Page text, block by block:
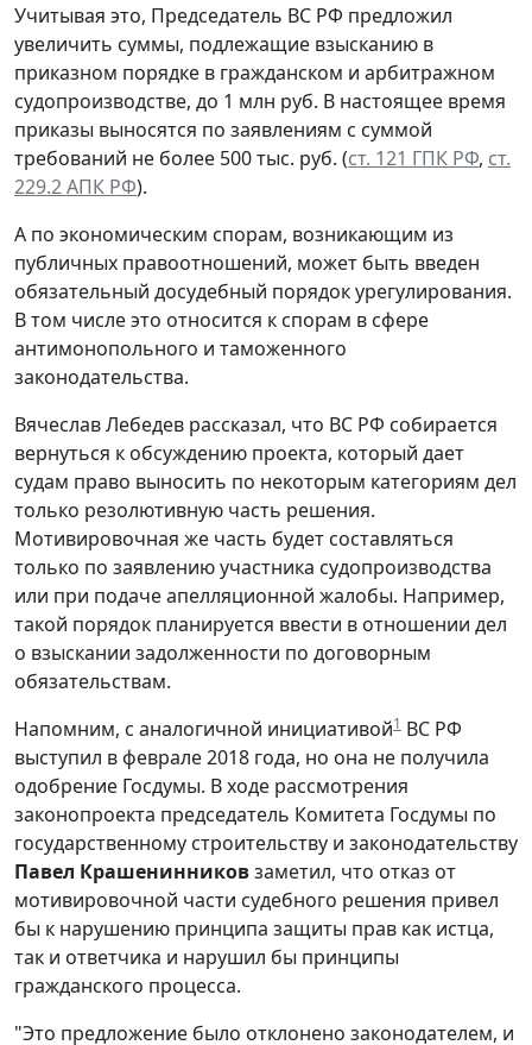
Учитывая это, Председатель ВС РФ предложил
увеличить суммы, подлежащие взысканию в
приказном порядке в гражданском и арбитражном
судопроизводстве, до 1 млн руб. В настоящее время
приказы выносятся по заявлениям с суммой
требований не более 500 тыс. руб. (ст. 121 ГПК РФ, ст.
229.2 АПК РФ).
А по экономическим спорам, возникающим из
публичных правоотношений, может быть введен
обязательный досудебный порядок урегулирования.
В том числе это относится к спорам в сфере
антимонопольного и таможенного
законодательства.
Вячеслав Лебедев рассказал, что ВС РФ собирается
вернуться к обсуждению проекта, который дает
судам право выносить по некоторым категориям дел
только резолютивную часть решения.
Мотивировочная же часть будет составляться
только по заявлению участника судопроизводства
или при подаче апелляционной жалобы. Например,
такой порядок планируется ввести в отношении дел
о взыскании задолженности по договорным
обязательствам.
Напомним, с аналогичной инициативой1 ВС РФ
выступил в феврале 2018 года, но она не получила
одобрение Госдумы. В ходе рассмотрения
законопроекта председатель Комитета Госдумы по
государственному строительству и законодательству
Павел Крашенинниковзаметил, что отказ от
мотивировочной части судебного решения привел
бы к нарушению принципа защиты прав как истца,
так и ответчика и нарушил бы принципы
гражданского процесса.
"Это предложение было отклонено законодателем, и